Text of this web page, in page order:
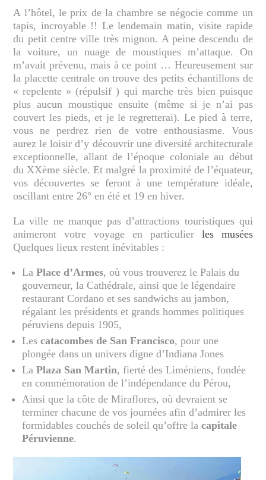
A l’hôtel, le prix de la chambre se négocie comme un
tapis, incroyable !! Le lendemain matin, visite rapide
du petit centre ville très mignon. A peine descendu de
la voiture, un nuage de moustiques m’attaque. On
m’avait prévenu, mais à ce point … Heureusement sur
la placette centrale on trouve des petits échantillons de
« repelente » (répulsif ) qui marche très bien puisque
plus aucun moustique ensuite (même si je n’ai pas
couvert les pieds, et je le regretterai). Le pied à terre,
vous ne perdrez rien de votre enthousiasme. Vous
aurez le loisir d’y découvrir une diversité architecturale
exceptionnelle, allant de l’époque coloniale au début
du XXème siècle. Et malgré la proximité de l’équateur,
vos découvertes se feront à une température idéale,
oscillant entre 26° en été et 19 en hiver.
La ville ne manque pas d’attractions touristiques qui
animeront votre voyage en particulier les musées
Quelques lieux restent inévitables :
LaPlace d’Armes, où vous trouverez le Palais du
gouverneur, la Cathédrale, ainsi que le légendaire
restaurant Cordano et ses sandwichs au jambon,
régalant les présidents et grands hommes politiques
péruviens depuis 1905,
Lescatacombes de San Francisco, pour une
plongée dans un univers digne d’Indiana Jones
LaPlaza San Martin, fierté des Liméniens, fondée
en commémoration de l’indépendance du Pérou,
Ainsi que la côte de Miraflores, où devraient se
terminer chacune de vos journées afin d’admirer les
formidables couchés de soleil qu’offre lacapitale
Péruvienne.